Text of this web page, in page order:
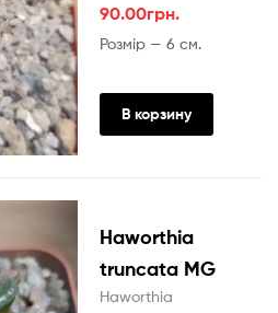
90.00грн.
Розмір — 6 см.
В корзину
Haworthia
truncata MG
Haworthia